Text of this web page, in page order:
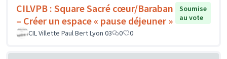
CILVPB : Square Sacré cœur/Baraban
– Créer un espace « pause déjeuner »
Soumise
au vote
CIL Villette Paul Bert Lyon 03
0 0